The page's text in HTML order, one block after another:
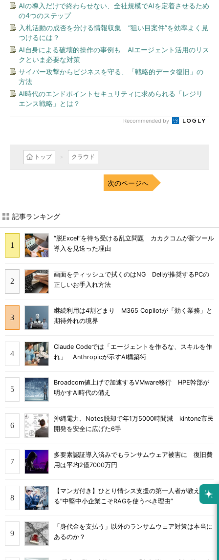
AIの導入だけで終わらせない、全社規模でAIを定着させるため
の4つのステップ
入札活動の成否を分ける情報収集 “狙い目案件”を効率よく見
つけるには？
AI自身による破壊的操作の事例も AIエージェント活用のリス
クといま必要な対策
サイバー攻撃からビジネスを守る、「戦略的データ復旧」の
方法
AI時代のエンドポイントセキュリティに求められる「レジリ
エンス戦略」とは？
Recommended by
トップ クラウド
次のページへ
記事ランキング
“脱Excel”を待ち受ける乱立問題 カカクコムが新ツール
導入を見送った理由
画面をティッシュで拭くのはNG Dellが推奨するPCの
正しいお手入れ方法
継続利用は4割どまり M365 Copilotが「効く業務」と
期待外れの境界
Claude Codeでは「エージェントを作るな、スキルを作
れ」 Anthropicが示すAI構築術
Broadcom値上げで加速するVMware移行 HPE幹部が
明かすAI時代の備え
沖縄電力、Notes脱却で年1万5000時間減 kintone市民
開発を安全に広げた6手
多要素認証導入済みでもランサムウェア被害に 復旧費
用は平均2億7000万円
【マンガ付き】ひとり情シス支援の第一人者が教え
る”中堅中小企業こそRAGを使うべき理由”
「身代金を支払う」以外のランサムウェア対策は本当に
あるのか？